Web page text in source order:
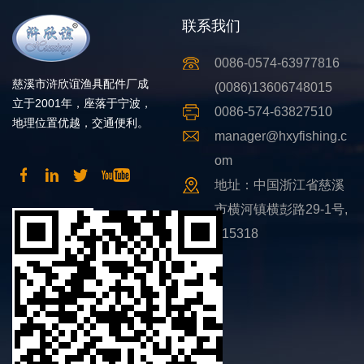
慈溪市浒欣谊渔具配件厂成
立于2001年，座落于宁波，
地理位置优越，交通便利。
联系我们
0086-0574-63977816
(0086)13606748015
0086-574-63827510
manager@hxyfishing.c
om
地址：中国浙江省慈溪
市横河镇横彭路29-1号,
315318